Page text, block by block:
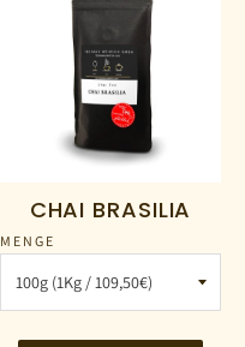
CHAI BRASILIA
MENGE